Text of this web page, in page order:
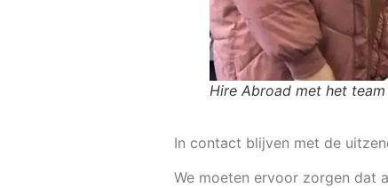
Hire Abroad met het
In contact blijven met de
We moeten ervoor zorgen dat